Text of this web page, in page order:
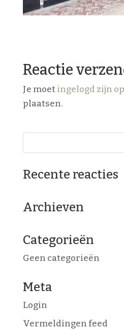
Reactie
Je moetingelogd zijn op
plaatsen.
Recente reacties
Archieven
Categorieën
Geen categorieën
Meta
Login
Vermeldingen feed